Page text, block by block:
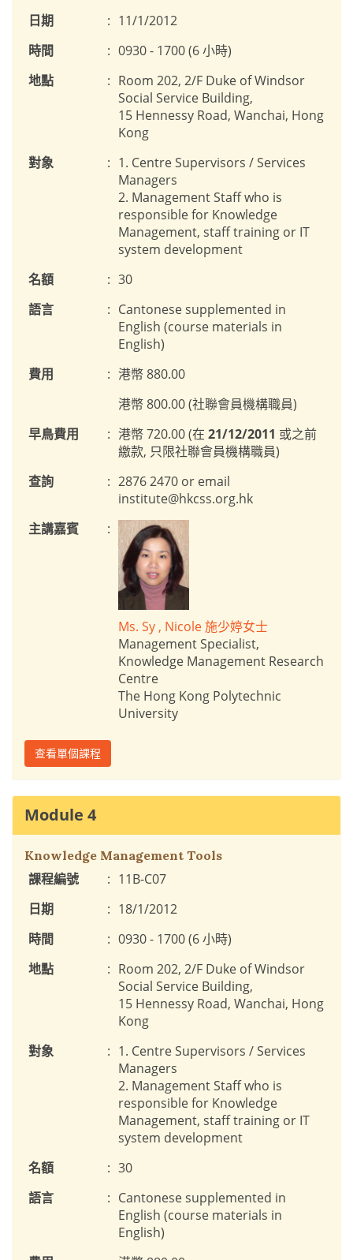
日期
: 11/1/2012
時間
: 0930 - 1700 (6 小時)
地點
: Room 202, 2/F Duke of Windsor
Social Service Building,
15 Hennessy Road, Wanchai, Hong
Kong
對象
: 1. Centre Supervisors / Services
Managers
2. Management Staff who is
responsible for Knowledge
Management, staff training or IT
system development
名額
: 30
語言
: Cantonese supplemented in
English (course materials in
English)
費用
: 港幣 880.00
港幣 800.00 (社聯會員機構職員)
早鳥費用
: 港幣 720.00 (在 21/12/2011 或之前
繳款, 只限社聯會員機構職員)
查詢
: 2876 2470 or email
institute@hkcss.org.hk
主講嘉賓
:
Ms. Sy , Nicole 施少婷女士
Management Specialist,
Knowledge Management Research
Centre
The Hong Kong Polytechnic
University
查看單個課程
Module 4
Knowledge Management Tools
課程編號 : 11B-C07
日期
: 18/1/2012
時間
: 0930 - 1700 (6 小時)
地點
: Room 202, 2/F Duke of Windsor
Social Service Building,
15 Hennessy Road, Wanchai, Hong
Kong
對象
: 1. Centre Supervisors / Services
Managers
2. Management Staff who is
responsible for Knowledge
Management, staff training or IT
system development
名額
: 30
語言
: Cantonese supplemented in
English (course materials in
English)